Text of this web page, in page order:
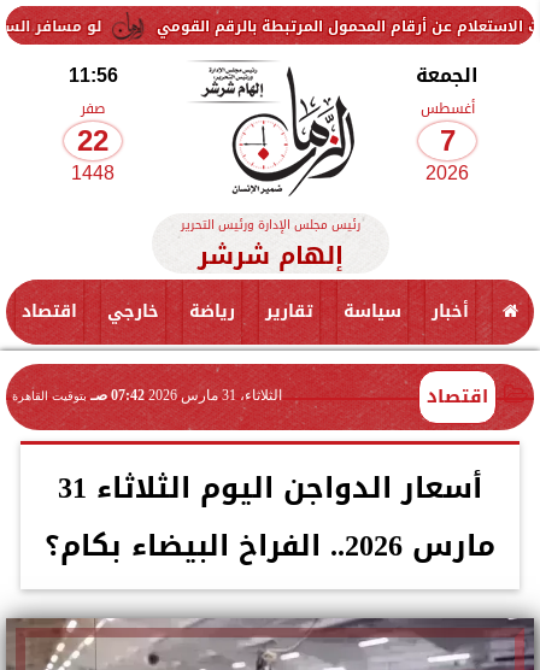
لو مسافر السعودية... سعر الريال المحمول المرتبطة بالرقم القومي
الجمعة
أغسطس
7
2026
11:56
صفر
22
1448
رئيس مجلس الإدارة ورئيس التحرير
إلهام شرشر
أخبار سياسة تقارير رياضة خارجي اقتصاد
اقتصاد الثلاثاء، 31 مارس 2026 07:42 صـ بتوقيت القاهرة
أسعار الدواجن اليوم الثلاثاء 31
مارس 2026.. الفراخ البيضاء بكام؟